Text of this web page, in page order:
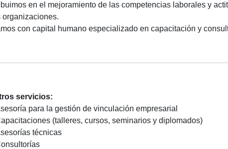
en el mejoramiento de las competencias laborales y
organizaciones.
con capital humano especializado en capacitación y
servicios:
para la gestión de vinculación empresarial
(talleres, cursos, seminarios y diplomados)
técnicas